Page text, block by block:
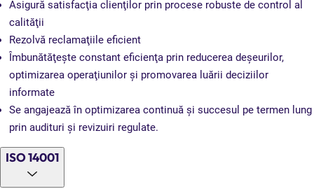
Asigură satisfacţia clienţilor prin procese robuste de control al
calităţii
Rezolvă reclamaţiile eficient
Îmbunătăţeşte constant eficienţa prin reducerea deşeurilor,
optimizarea operaţiunilor şi promovarea luării deciziilor
informate
Se angajează în optimizarea continuă şi succesul pe termen lung
prin audituri şi revizuiri regulate.
ISO 14001